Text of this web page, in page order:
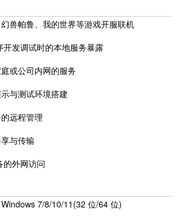
兽帕鲁、我的世界等游戏开服联机
发调试时的本地服务暴露
或公司内网的服务
与测试环境搭建
远程管理
与传输
外网访问
7/8/10/11(32 位/64 位)